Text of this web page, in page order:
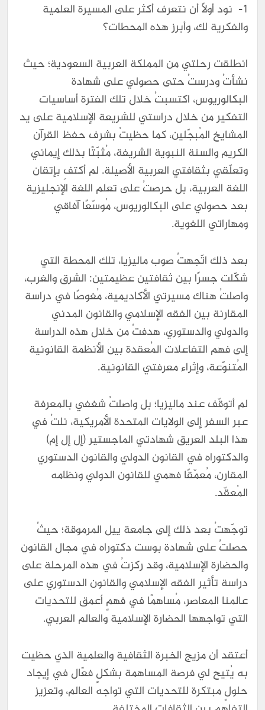
1- نود أولًا أن نتعرف أكثر على المسيرة العلمية
والفكرية لك، وأبرز هذه المحطات؟
انطلقت رحلتي من المملكة العربية السعودية؛ حيث
نشأتُ ودرستُ حتى حصولي على شهادة
البكالوريوس، اكتسبتُ خلال تلك الفترة أساسيات
التفكير من خلال دراستي للشريعة الإسلامية على يد
المشايخ المُبجّلين، كما حظيتُ بشرف حفظ القرآن
الكريم والسنة النبوية الشريفة، مُثبّتًا بذلك إيماني
وتعلّقي بثقافتي العربية الأصيلة. لم أكتفِ بإتقان
اللغة العربية، بل حرصتُ على تعلم اللغة الإنجليزية
بعد حصولي على البكالوريوس، مُوسّعًا آفاقي
ومهاراتي اللغوية.
بعد ذلك اتّجهتُ صوب ماليزيا، تلك المحطة التي
شكّلت جسرًا بين ثقافتين عظيمتين: الشرق والغرب،
واصلتُ هناك مسيرتي الأكاديمية، مُغوصًا في دراسة
المقارنة بين الفقه الإسلامي والقانون المدني
والدولي والدستوري، هدفتُ من خلال هذه الدراسة
إلى فهم التفاعلات المُعقدة بين الأنظمة القانونية
المُتنوّعة، وإثراء معرفتي القانونية.
لم أتوقّف عند ماليزيا؛ بل واصلتُ شغفي بالمعرفة
عبر السفر إلى الولايات المتحدة الأمريكية، نلتُ في
هذا البلد العريق شهادتي الماجستير (إل إل إم)
والدكتوراه في القانون الدولي والقانون الدستوري
المقارن، مُعمّقًا فهمي للقانون الدولي ونظامه
المُعقّد.
توجّهتُ بعد ذلك إلى جامعة ييل المرموقة؛ حيثُ
حصلتُ على شهادة بوست دكتوراه في مجال القانون
والحضارة الإسلامية، وقد ركزتُ في هذه المرحلة على
دراسة تأثير الفقه الإسلامي والقانون الدستوري على
عالمنا المعاصر، مُساهمًا في فهمٍ أعمق للتحديات
التي تواجهها الحضارة الإسلامية والعالم العربي.
أعتقد أن مزيج الخبرة الثقافية والعلمية الذي حظيت
به يُتيح لي فرصة المساهمة بشكلٍ فعّال في إيجاد
حلولٍ مبتكرة للتحديات التي تواجه العالم، وتعزيز